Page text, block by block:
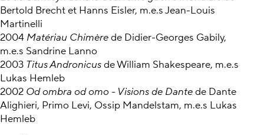
Bertold Brecht et Hanns Eisler, m.e.s Jean-Louis
Martinelli
2004 Matériau Chimèrede Didier-Georges Gabily,
m.e.s Sandrine Lanno
2003 Titus Andronicusde William Shakespeare, m.e.s
Lukas Hemleb
2002 Od ombra od omo - Visions de Dantede Dante
Alighieri, Primo Levi, Ossip Mandelstam, m.e.s Lukas
Hemleb